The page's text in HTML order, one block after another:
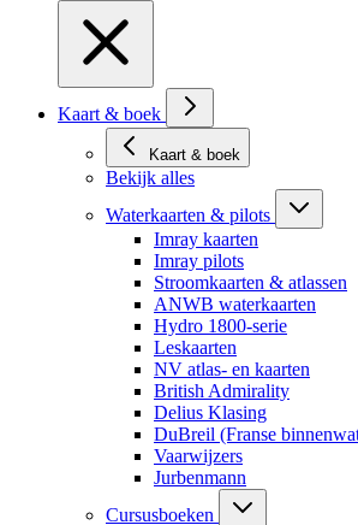
Kaart & boek
Kaart & boek
Bekijk alles
Waterkaarten & pilots
Imray kaarten
Imray pilots
Stroomkaarten & atlassen
ANWB waterkaarten
Hydro 1800-serie
Leskaarten
NV atlas- en kaarten
British Admirality
Delius Klasing
DuBreil (Franse
Vaarwijzers
Jurbenmann
Cursusboeken